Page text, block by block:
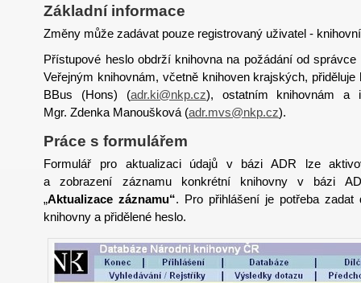
Základní informace
Změny může zadávat pouze registrovaný uživatel -
Přístupové heslo obdrží knihovna na požádání od správce
Veřejným knihovnám, včetně knihoven krajských, přiděluje
BBus (Hons) (adr.ki@nkp.cz), ostatním knihovnám a
Mgr. Zdenka Manoušková (adr.mvs@nkp.cz).
Práce s formulářem
Formulář pro aktualizaci údajů v bázi ADR lze
a zobrazení záznamu konkrétní knihovny v bázi
„Aktualizace záznamu“. Pro přihlášení je potřeba zadat
knihovny a přidělené heslo.